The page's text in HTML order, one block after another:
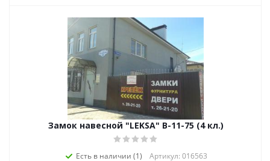
Замок навесной "LEKSA" В-11-75 (4 кл.)
Есть в наличии (1) Артикул: 016563